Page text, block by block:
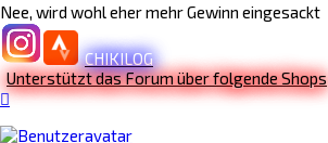
Nee, wird wohl eher mehr Gewinn eingesackt
CHIKILOG
Unterstützt das Forum über folgende Shops
Nach